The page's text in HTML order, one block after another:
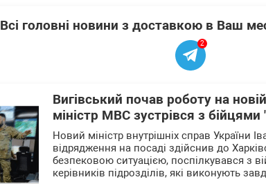
Всі головні новини з доставкою в Ваш
2
Вигівський почав роботу на
міністр МВС зустрівся з бійцями
Новий міністр внутрішніх справ України
відрядження на посаді здійснив до
безпековою ситуацією, поспілкувався з
керівників підрозділів, які виконують